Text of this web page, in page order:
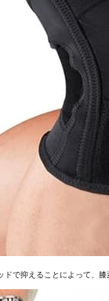
で抑えることによって、